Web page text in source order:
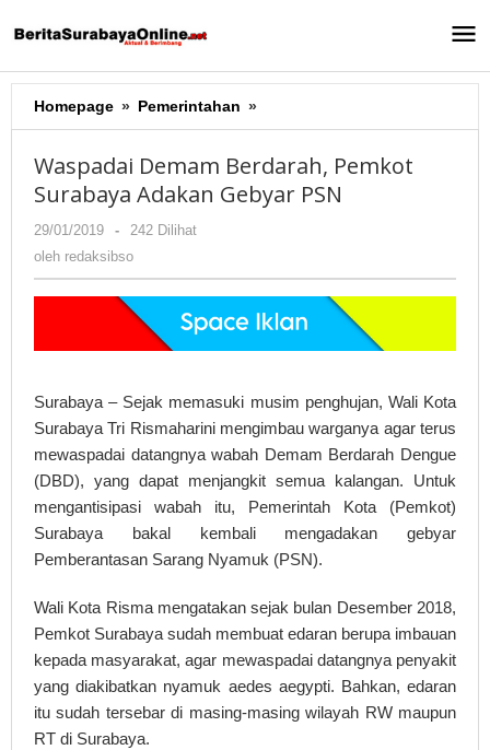
ke
Homepage » Pemerintahan »
Demam
Pemkot
Surabaya
Waspadai Demam Berdarah, Pemkot
Surabaya Adakan Gebyar PSN
29/01/2019
oleh
redaksibso
-
242 Dilihat
oleh redaksibso
Surabaya – Sejak memasuki musim penghujan, Wali Kota
Surabaya Tri Rismaharini mengimbau warganya agar terus
mewaspadai datangnya wabah Demam Berdarah Dengue
(DBD), yang dapat menjangkit semua kalangan. Untuk
mengantisipasi wabah itu, Pemerintah Kota (Pemkot)
Surabaya bakal kembali mengadakan gebyar
Pemberantasan Sarang Nyamuk (PSN).
Wali Kota Risma mengatakan sejak bulan Desember 2018,
Pemkot Surabaya sudah membuat edaran berupa imbauan
kepada masyarakat, agar mewaspadai datangnya penyakit
yang diakibatkan nyamuk aedes aegypti. Bahkan, edaran
itu sudah tersebar di masing-masing wilayah RW maupun
RT di Surabaya.